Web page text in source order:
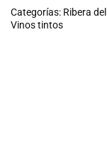
Categorías: Ribera
Vinos tintos